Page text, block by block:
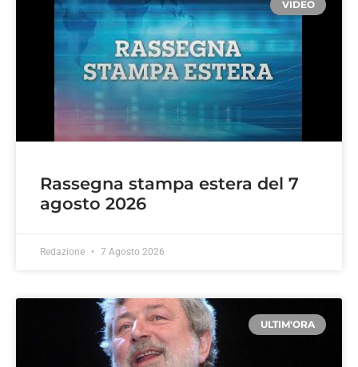
VIDEO
Rassegna stampa estera del 7
agosto 2026
Redazione 7 Agosto 2026
ULTIM'ORA